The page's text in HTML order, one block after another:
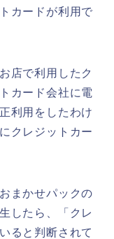
カードが利用で
店で利用したク
カード会社に電
利用をしたわけ
クレジットカー
まかせパックの
したら、「クレ
ると判断されて